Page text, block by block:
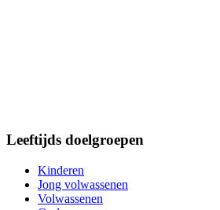
Leeftijds doelgroepen
Kinderen
Jong volwassenen
Volwassenen